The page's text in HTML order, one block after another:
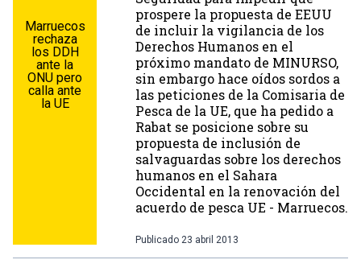
Marruecos
rechaza
los DDH
ante la
ONU pero
calla ante
la UE
prospere la propuesta de EEUU
de incluir la vigilancia de los
Derechos Humanos en el
próximo mandato de MINURSO,
sin embargo hace oídos sordos a
las peticiones de la Comisaria de
Pesca de la UE, que ha pedido a
Rabat se posicione sobre su
propuesta de inclusión de
salvaguardas sobre los derechos
humanos en el Sahara
Occidental en la renovación del
acuerdo de pesca UE - Marruecos.
Publicado 23 abril 2013